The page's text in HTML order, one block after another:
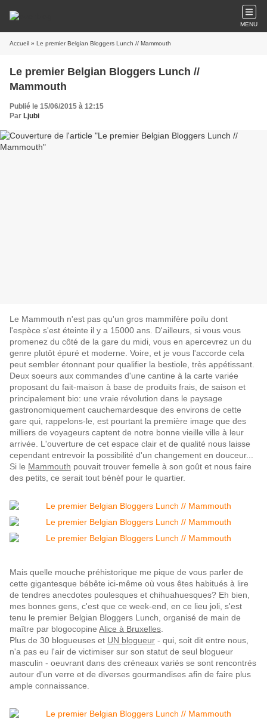
MENU
Accueil » Le premier Belgian Bloggers Lunch // Mammouth
Le premier Belgian Bloggers Lunch //
Mammouth
Publié le 15/06/2015 à 12:15
Par Ljubi
Le Mammouth n'est pas qu'un gros mammifère poilu dont
l'espèce s'est éteinte il y a 15000 ans. D'ailleurs, si vous vous
promenez du côté de la gare du midi, vous en apercevrez un du
genre plutôt épuré et moderne. Voire, et je vous l'accorde cela
peut sembler étonnant pour qualifier la bestiole, très appétissant.
Deux soeurs aux commandes d'une cantine à la carte variée
proposant du fait-maison à base de produits frais, de saison et
principalement bio: une vraie révolution dans le paysage
gastronomiquement cauchemardesque des environs de cette
gare qui, rappelons-le, est pourtant la première image que des
milliers de voyageurs captent de notre bonne vieille ville à leur
arrivée. L'ouverture de cet espace clair et de qualité nous laisse
cependant entrevoir la possibilité d'un changement en douceur...
Si le Mammouth pouvait trouver femelle à son goût et nous faire
des petits, ce serait tout bénèf pour le quartier.
Mais quelle mouche préhistorique me pique de vous parler de
cette gigantesque bébête ici-même où vous êtes habitués à lire
de tendres anecdotes poulesques et chihuahuesques? Eh bien,
mes bonnes gens, c'est que ce week-end, en ce lieu joli, s'est
tenu le premier Belgian Bloggers Lunch, organisé de main de
maître par blogocopine Alice à Bruxelles
Plus de 30 blogueuses et UN blogueur - qui, soit dit entre nous,
n'a pas eu l'air de victimiser sur son statut de seul blogueur
masculin - oeuvrant dans des créneaux variés se sont rencontrés
autour d'un verre et de diverses gourmandises afin de faire plus
ample connaissance.